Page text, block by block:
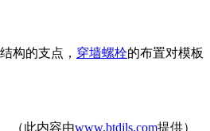
构的支点， 穿墙螺栓的布置对模板
（此内容由www.btdjls.com提供）